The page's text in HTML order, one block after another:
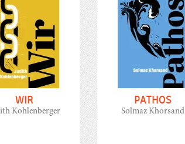
WIR
Kohlenberger
PATHOS
Solmaz Khorsand